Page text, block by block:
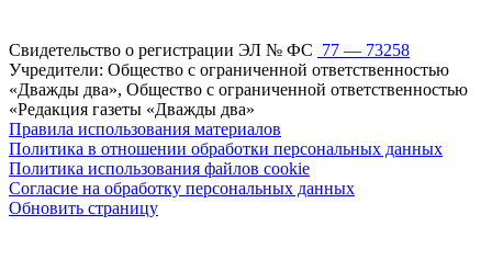
Свидетельство о регистрации ЭЛ № ФС 77 — 73258
Учредители: Общество с ограниченной ответственностью
«Дважды два», Общество с ограниченной ответственностью
«Редакция газеты «Дважды два»
Правила использования материалов
Политика в отношении обработки персональных данных
Политика использования файлов cookie
Согласие на обработку персональных данных
Обновить страницу